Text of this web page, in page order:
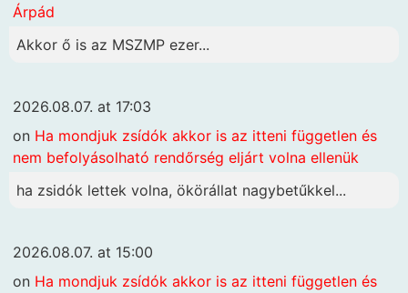
Árpád
Akkor ő is az MSZMP ezer...
2026.08.07. at 17:03
on Ha mondjuk zsídók akkor is az itteni független és
nem befolyásolható rendőrség eljárt volna ellenük
ha zsidók lettek volna, ökörállat nagybetűkkel...
2026.08.07. at 15:00
on Ha mondjuk zsídók akkor is az itteni független és